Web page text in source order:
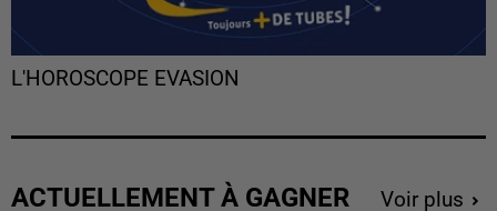
L'HOROSCOPE EVASION
ACTUELLEMENT À GAGNER Voir plus